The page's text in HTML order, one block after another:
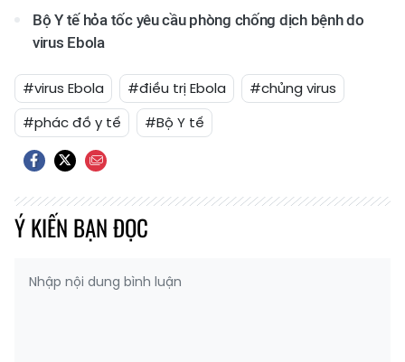
Bộ Y tế hỏa tốc yêu cầu phòng chống dịch bệnh do
virus Ebola
#virus Ebola #điều trị Ebola
#chủng virus
#phác đồ y tế
#Bộ Y tế
Ý KIẾN BẠN ĐỌC